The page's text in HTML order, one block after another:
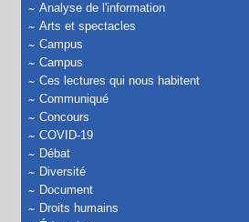
Analyse de l'information
Arts et spectacles
Campus
Campus
Ces lectures qui nous habitent
Communiqué
Concours
COVID-19
Débat
Diversité
Document
Droits humains